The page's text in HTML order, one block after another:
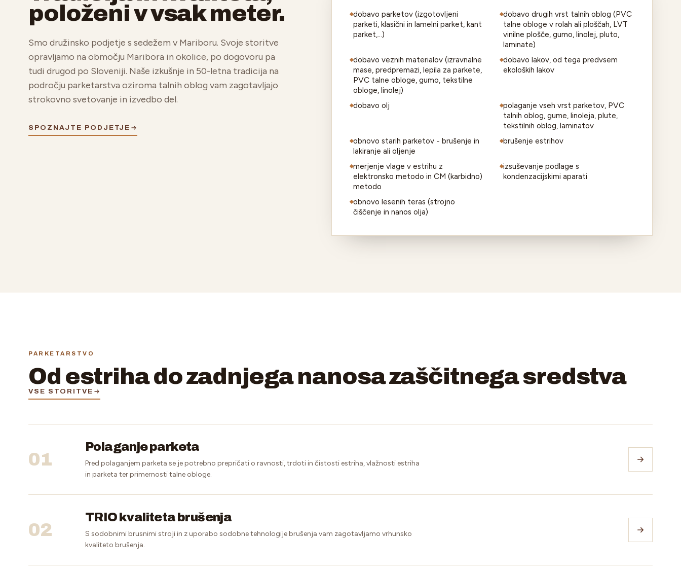
položeni v vsak meter.
Smo družinsko podjetje s sedežem v Mariboru. Svoje storitve
opravljamo na območju Maribora in okolice, po dogovoru pa
tudi drugod po Sloveniji. Naše izkušnje in 50-letna tradicija na
področju parketarstva oziroma talnih oblog vam zagotavljajo
strokovno svetovanje in izvedbo del.
SPOZNAJTE PODJETJE
dobavo parketov (izgotovljeni
parketi, klasični in lamelni parket, kant
parket,...)
dobavo drugih vrst talnih oblog (PVC
talne obloge v rolah ali ploščah, LVT
vinilne plošče, gumo, linolej, pluto,
laminate)
dobavo veznih materialov (izravnalne
mase, predpremazi, lepila za parkete,
PVC talne obloge, gumo, tekstilne
obloge, linolej)
dobavo lakov, od tega predvsem
ekoloških lakov
dobavo olj
polaganje vseh vrst parketov, PVC
talnih oblog, gume, linoleja, plute,
tekstilnih oblog, laminatov
obnovo starih parketov - brušenje in
lakiranje ali oljenje
brušenje estrihov
merjenje vlage v estrihu z
elektronsko metodo in CM (karbidno)
metodo
izsuševanje podlage s
kondenzacijskimi aparati
obnovo lesenih teras (strojno
čiščenje in nanos olja)
PARKETARSTVO
Od estriha do zadnjega nanosa zaščitnega sredstva
VSE STORITVE
01
Polaganje parketa
Pred polaganjem parketa se je potrebno prepričati o ravnosti, trdoti in čistosti estriha, vlažnosti estriha
in parketa ter primernosti talne obloge.
02
TRIO kvaliteta brušenja
S sodobnimi brusnimi stroji in z uporabo sodobne tehnologije brušenja vam zagotavljamo vrhunsko
kvaliteto brušenja.